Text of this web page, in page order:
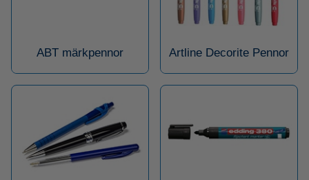
ABT märkpennor Artline Decorite Pennor